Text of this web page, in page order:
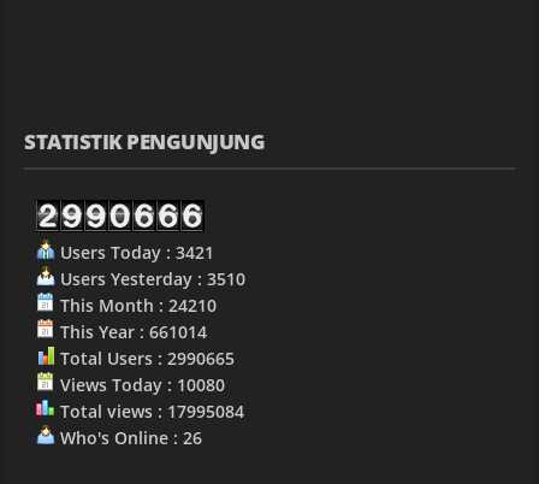
STATISTIK PENGUNJUNG
Users Today : 3421
Users Yesterday : 3510
This Month : 24210
This Year : 661014
Total Users : 2990665
Views Today : 10080
Total views : 17995084
Who's Online : 26